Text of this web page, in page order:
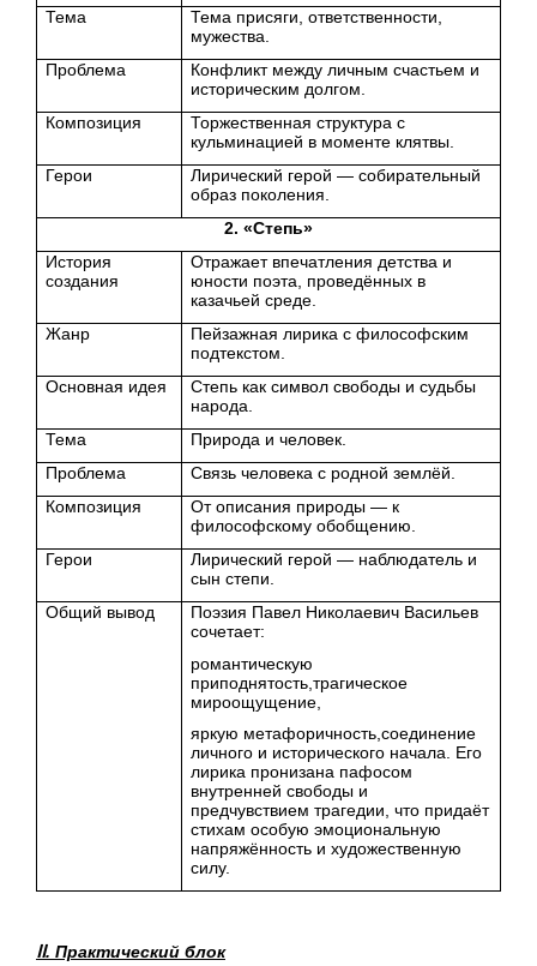
Тема
Тема присяги, ответственности,
мужества.
Проблема
Конфликт между личным счастьем и
историческим долгом.
Композиция
Торжественная структура с
кульминацией в моменте клятвы.
Герои
Лирический герой — собирательный
образ поколения.
2. «Степь»
История
создания
Отражает впечатления детства и
юности поэта, проведённых в
казачьей среде.
Жанр
Пейзажная лирика с философским
подтекстом.
Основная идея
Степь как символ свободы и судьбы
народа.
Тема
Природа и человек.
Проблема
Связь человека с родной землёй.
Композиция
От описания природы — к
философскому обобщению.
Герои
Лирический герой — наблюдатель и
сын степи.
Общий вывод
Поэзия Павел Николаевич Васильев
сочетает:
романтическую
приподнятость,трагическое
мироощущение,
яркую метафоричность,соединение
личного и исторического начала. Его
лирика пронизана пафосом
внутренней свободы и
предчувствием трагедии, что придаёт
стихам особую эмоциональную
напряжённость и художественную
силу.
ⅠⅠ. Практический блок